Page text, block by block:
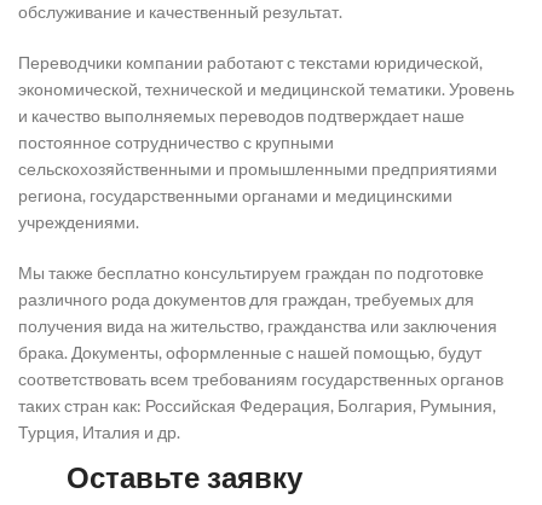
обслуживание и качественный результат.
Переводчики компании работают с текстами юридической,
экономической, технической и медицинской тематики. Уровень
и качество выполняемых переводов подтверждает наше
постоянное сотрудничество с крупными
сельскохозяйственными и промышленными предприятиями
региона, государственными органами и медицинскими
учреждениями.
Мы также бесплатно консультируем граждан по подготовке
различного рода документов для граждан, требуемых для
получения вида на жительство, гражданства или заключения
брака. Документы, оформленные с нашей помощью, будут
соответствовать всем требованиям государственных органов
таких стран как: Российская Федерация, Болгария, Румыния,
Турция, Италия и др.
Оставьте заявку